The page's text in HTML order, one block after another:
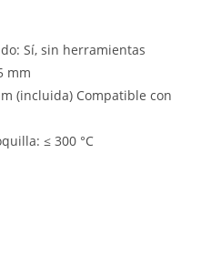
Sí, sin herramientas
mm
(incluida) Compatible con
≤ 300 °C